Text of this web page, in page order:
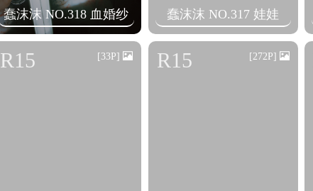
蠢沫沫 NO.318 血婚纱 蠢沫沫 NO.317 娃娃
R15 [33P] R15 [272P]